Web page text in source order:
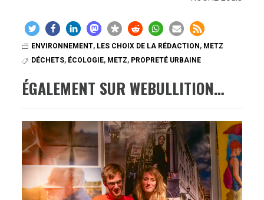
ENVIRONNEMENT, LES CHOIX DE LA RÉDACTION , METZ
DÉCHETS, ÉCOLOGIE, METZ, PROPRETÉ URBAINE
ÉGALEMENT SUR WEBULLITION…